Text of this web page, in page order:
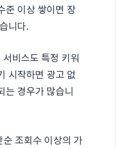
준 이상 쌓이면 장
니다.
비스도 특정 키워
시작하면 광고 없
는 경우가 많습니
조회수 이상의 가